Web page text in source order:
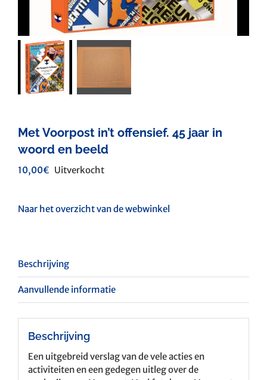
Met Voorpost in’t offensief. 45 jaar in
woord en beeld
10,00€ Uitverkocht
Naar het overzicht van de webwinkel
Beschrijving
Aanvullende informatie
Beschrijving
Een uitgebreid verslag van de vele acties en
activiteiten en een gedegen uitleg over de